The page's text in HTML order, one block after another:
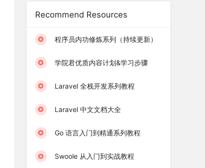
Recommend Resources
程序员内功修炼系列（持续更新）
学院君优质内容计划&学习步骤
Laravel 全栈开发系列教程
Laravel 中文文档大全
Go 语言入门到精通系列教程
Swoole 从入门到实战教程